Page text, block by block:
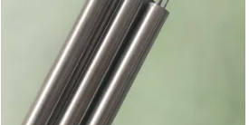
Type Dia. SS304 SS316 SS310